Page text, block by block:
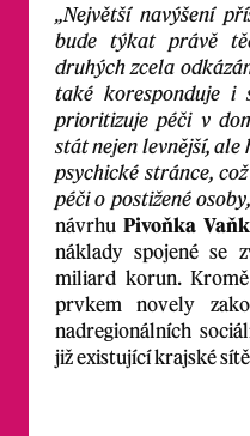
„Největší navýšení
bude týkat právě
druhých zcela
také koresponduje i
prioritizuje péči v
stát nejen levnější,
psychické stránce,
péči o postižené
návrhuPivoňka
náklady spojené se
miliard korun.
prvkem novely
nadregionálních
již existující krajské